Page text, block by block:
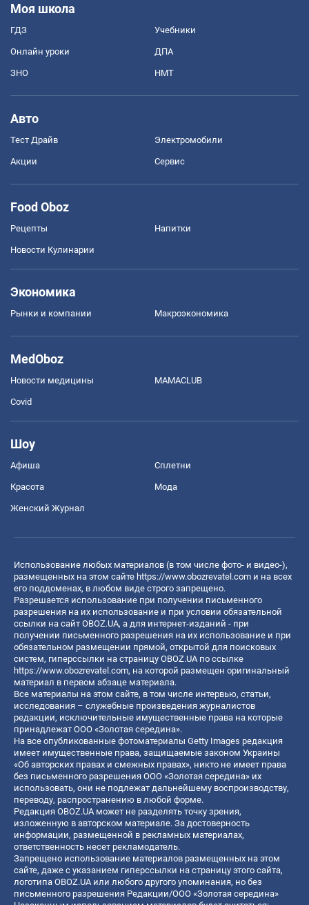
Моя школа
ГДЗ Учебники
Онлайн уроки ДПА
ЗНО НМТ
Авто
Тест Драйв Электромобили
Акции Сервис
Food Oboz
Рецепты Напитки
Новости Кулинарии
Экономика
Рынки и компании Mакроэкономика
MedOboz
Новости медицины MAMACLUB
Covid
Шоу
Афиша Сплетни
Красота Мода
Женский Журнал
Использование любых материалов (в том числе фото- и видео-),
размещенных на этом сайте https://www.obozrevatel.com и на всех
его поддоменах, в любом виде строго запрещено.
Разрешается использование при получении письменного
разрешения на их использование и при условии обязательной
ссылки на сайт OBOZ.UA, а для интернет-изданий - при
получении письменного разрешения на их использование и при
обязательном размещении прямой, открытой для поисковых
систем, гиперссылки на страницу OBOZ.UA по ссылке
https://www.obozrevatel.com, на которой размещен оригинальный
материал в первом абзаце материала.
Все материалы на этом сайте, в том числе интервью, статьи,
исследования – служебные произведения журналистов
редакции, исключительные имущественные права на которые
принадлежат ООО «Золотая середина».
На все опубликованные фотоматериалы Getty Images редакция
имеет имущественные права, защищаемые законом Украины
«Об авторских правах и смежных правах», никто не имеет права
без письменного разрешения ООО «Золотая середина» их
использовать, они не подлежат дальнейшему воспроизводству,
переводу, распространению в любой форме.
Редакция OBOZ.UA может не разделять точку зрения,
изложенную в авторском материале. За достоверность
информации, размещенной в рекламных материалах,
ответственность несет рекламодатель.
Запрещено использование материалов размещенных на этом
сайте, даже с указанием гиперссылки на страницу этого сайта,
логотипа OBOZ.UA или любого другого упоминания, но без
письменного разрешения Редакции/ООО «Золотая середина»